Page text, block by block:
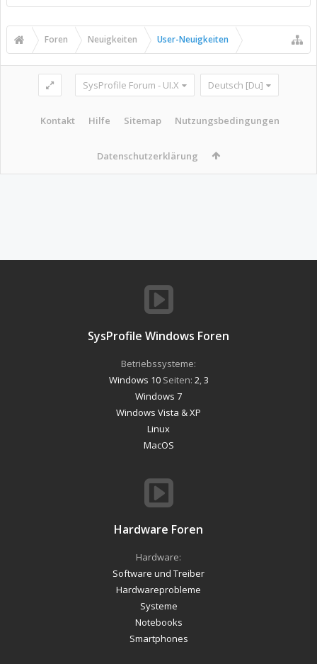
Foren Neuigkeiten User-Neuigkeiten
SysProfile Forum - UI.X Deutsch [Du]
Kontakt Hilfe Sitemap Nutzungsbedingungen
Datenschutzerklärung
SysProfile Windows Foren
Betriebssysteme:
Windows 10Seiten: 2 3
Windows 7
Windows Vista & XP
Linux
MacOS
Hardware Foren
Hardware:
Software und Treiber
Hardwareprobleme
Systeme
Notebooks
Smartphones